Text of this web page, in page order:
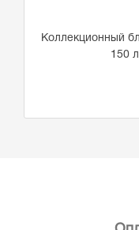
Коллекционный
150